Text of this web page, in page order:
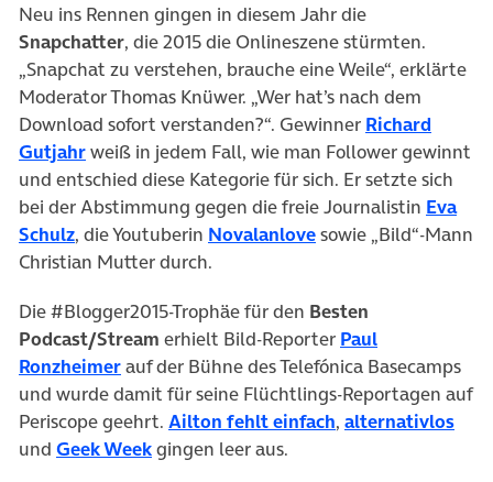
Neu ins Rennen gingen in diesem Jahr die
Snapchatter, die 2015 die Onlineszene stürmten.
„Snapchat zu verstehen, brauche eine Weile“, erklärte
Moderator Thomas Knüwer. „Wer hat’s nach dem
Download sofort verstanden?“. Gewinner Richard
Gutjahrweiß in jedem Fall, wie man Follower gewinnt
und entschied diese Kategorie für sich. Er setzte sich
bei der Abstimmung gegen die freie Journalistin Eva
Schulz, die Youtuberin Novalanlovesowie „Bild“-Mann
Christian Mutter durch.
Die #Blogger2015-Trophäe für den Besten
Podcast/Stream erhielt Bild-Reporter Paul
Ronzheimerauf der Bühne des Telefónica Basecamps
und wurde damit für seine Flüchtlings-Reportagen auf
Periscope geehrt. Ailton fehlt einfach, alternativlos
und Geek Weekgingen leer aus.